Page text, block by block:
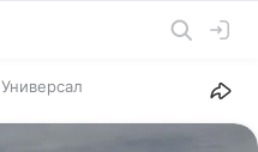
Универсал